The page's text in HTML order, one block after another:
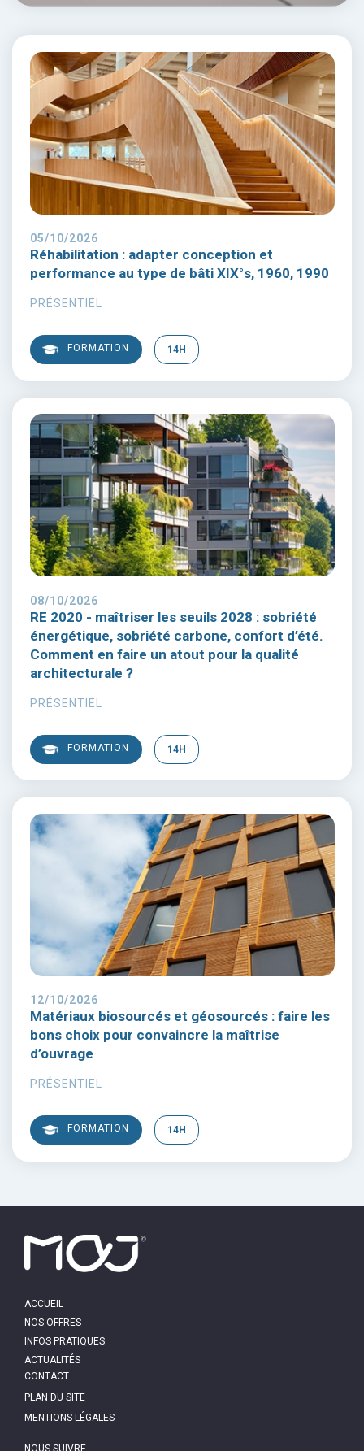
05/10/2026
Réhabilitation : adapter conception et
performance au type de bâti XIX°s, 1960, 1990
PRÉSENTIEL
FORMATION 14H
08/10/2026
RE 2020 - maîtriser les seuils 2028 : sobriété
énergétique, sobriété carbone, confort d’été.
Comment en faire un atout pour la qualité
architecturale ?
PRÉSENTIEL
FORMATION 14H
12/10/2026
Matériaux biosourcés et géosourcés : faire les
bons choix pour convaincre la maîtrise
d’ouvrage
PRÉSENTIEL
FORMATION 14H
MAIN
ACCUEIL
NOS OFFRES
INFOS PRATIQUES
ACTUALITÉS
PIED
DE
PAGE
CONTACT
PLAN DU SITE
MENTIONS LÉGALES